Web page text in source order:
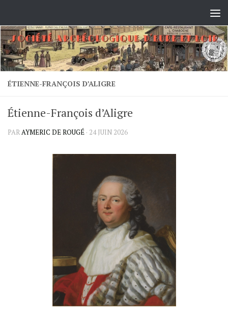
ÉTIENNE-FRANÇOIS D’ALIGRE
Étienne-François d’Aligre
PARAYMERIC DE ROUGÉ · 24 JUIN 2026